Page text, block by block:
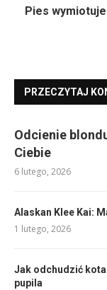
Pies
PRZECZYTAJ
Odcienie
Ciebie
6 lutego, 2026
Alaskan Klee Kai:
1 lutego, 2026
Jak odchudzić
pupila